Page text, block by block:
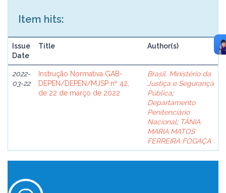
Item hits:
Issue
Date
Title Author(s)
2022-
03-22
Instrução Normativa GAB-
DEPEN/DEPEN/MJSP nº 42,
de 22 de março de 2022
Brasil. Ministério da
Justiça e Segurança
Pública;
Departamento
Penitenciário
Nacional; TÂNIA
MARIA MATOS
FERREIRA FOGAÇA